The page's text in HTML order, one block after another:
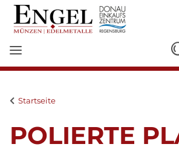
Startseite
POLIERTE